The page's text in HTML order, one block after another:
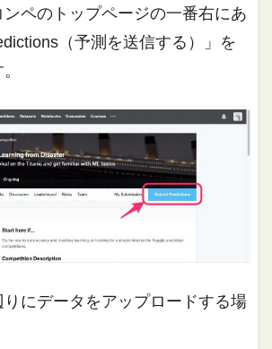
ペのトップページの一番右にあ
（予測を送信する）」を
にデータをアップロードする場